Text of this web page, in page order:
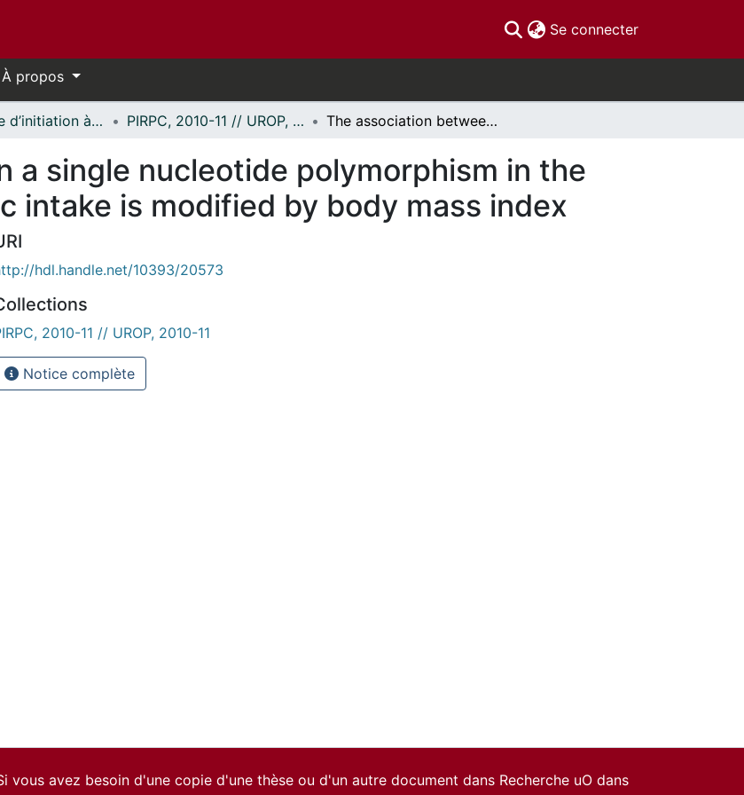
Se connecter(current)
À propos
Programme d’initiation à la recherche au premier cycle (PIRPC) // Undergraduate Research Opportunity Program (UROP) PIRPC, 2010-11 // UROP, 2010-11 The association between a single nucleotide polymorphism in the SOCS-3 gene and caloric intake is modified by body mass index
a single nucleotide polymorphism in the
intake is modified by body mass index
hdl.handle.net/10393/20573
2010-11 // UROP, 2010-11
Notice complète
vous avez besoin d'une copie d'une thèse ou d'un autre document dans Recherche uO dans